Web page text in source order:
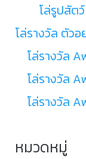
โล่รูปสัตว์
โล่รางวัล ตัวอ
โล่รางวัล
โล่รางวัล
โล่รางวัล
หมวดหมู่